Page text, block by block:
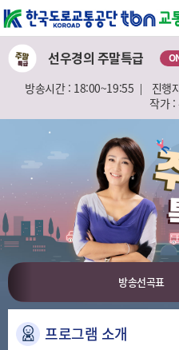
선우경의 주말특급
방송시간 : 18:00~19:55 진행
작가 :
방송선곡표
프로그램 소개